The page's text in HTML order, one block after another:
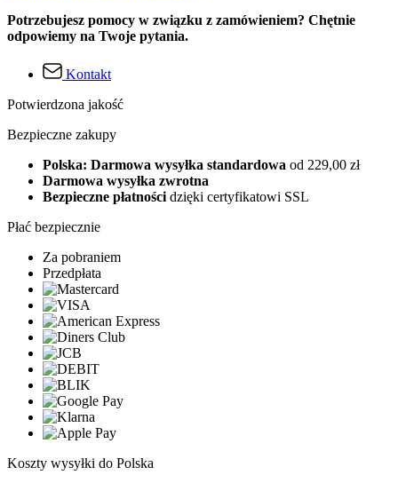
Potrzebujesz pomocy w związku z zamówieniem? Chętnie
odpowiemy na Twoje pytania.
Kontakt
Potwierdzona jakość
Bezpieczne zakupy
Polska: Darmowa wysyłka standardowa od 229,00 zł
Darmowa wysyłka zwrotna
Bezpieczne płatnościdzięki certyfikatowi SSL
Płać bezpiecznie
Za pobraniem
Przedpłata
Koszty wysyłki do Polska